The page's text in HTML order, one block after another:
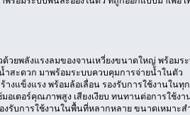
ด้วยพลังแรงลมของจานเหวี่ยงขนาดใหญ่ พร้อมร
สะดวก มาพร้อมระบบควบคุมการจ่ายน้ำในตัว
างแข็งแรง พร้อมล้อเลื่อน รองรับการใช้งานใน
อเตอร์คุณภาพสูง เสียงเงียบ ทนทานต่อการใช้งา
รับการใช้งานในพื้นที่หลากหลาย ขนาดเหมาะส